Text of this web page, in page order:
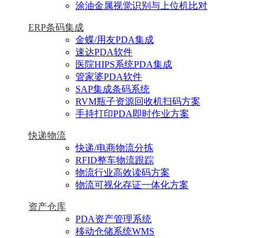
涂油金属视觉识别与上位机比对
ERP条码集成
金蝶/用友PDA集成
速达PDA软件
医院HIPS系统PDA集成
管家婆PDA软件
SAP集成条码系统
RVM瓶子资源回收机扫码方案
手持打印PDA即时作业方案
快递物流
快递/电商物流分拣
RFID整车物流跟踪
物流行业高效读码方案
物流可视化存证一体化方案
资产仓库
PDA资产管理系统
移动仓储系统WMS